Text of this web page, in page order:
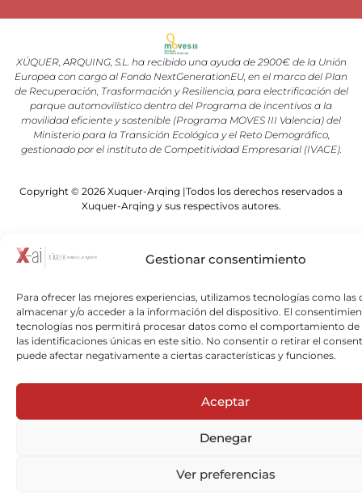
Gestionar consentimiento
Para ofrecer las mejores experiencias, utilizamos tecnologías como las
almacenar y/o acceder a la información del dispositivo. El
tecnologías nos permitirá procesar datos como el comportamiento de
las identificaciones únicas en este sitio. No consentir o retirar el
puede afectar negativamente a ciertas características y funciones.
Aceptar
Denegar
Ver preferencias
XÚQUER, ARQUING, S.L. ha recibido una ayuda de 2900€ de la Unión
Europea con cargo al Fondo NextGenerationEU, en el marco del Plan
de Recuperación, Trasformación y Resiliencia, para electrificación del
parque automovilístico dentro del Programa de incentivos a la
movilidad eficiente y sostenible (Programa MOVES III Valencia) del
Ministerio para la Transición Ecológica y el Reto Demográfico,
gestionado por el instituto de Competitividad Empresarial (IVACE).
Copyright © 2026 Xuquer-Arqing |Todos los derechos reservados a
Xuquer-Arqing y sus respectivos autores.